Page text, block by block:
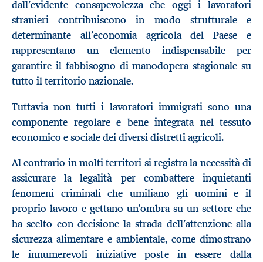
dall’evidente consapevolezza che oggi i lavoratori
stranieri contribuiscono in modo strutturale e
determinante all’economia agricola del Paese e
rappresentano un elemento indispensabile per
garantire il fabbisogno di manodopera stagionale su
tutto il territorio nazionale.
Tuttavia non tutti i lavoratori immigrati sono una
componente regolare e bene integrata nel tessuto
economico e sociale dei diversi distretti agricoli.
Al contrario in molti territori si registra la necessità di
assicurare la legalità per combattere inquietanti
fenomeni criminali che umiliano gli uomini e il
proprio lavoro e gettano un’ombra su un settore che
ha scelto con decisione la strada dell’attenzione alla
sicurezza alimentare e ambientale, come dimostrano
le innumerevoli iniziative poste in essere dalla